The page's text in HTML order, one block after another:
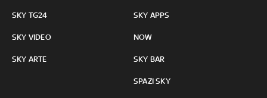
SKY TG24
SKY VIDEO
SKY ARTE
SKY APPS
NOW
SKY BAR
SPAZI SKY